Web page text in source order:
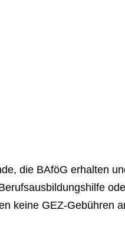
die BAföG erhalten
keine GEZ-Gebühren